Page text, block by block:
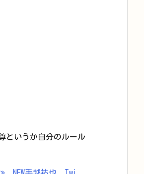
というか自分のルール